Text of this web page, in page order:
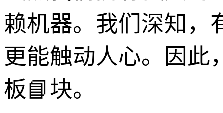
赖机器。我们深知，
更能触动人心。因此
板📘块。